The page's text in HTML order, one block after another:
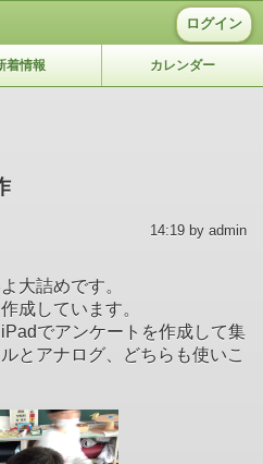
ログイン
着情報 カレンダー
14:19 by admin
大詰めです。
成しています。
でアンケートを作成して集
とアナログ、どちらも使いこ